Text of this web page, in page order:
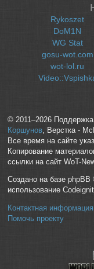
Rykoszet
DoM1N
WG Stat
gosu-wot.com
wot-lol.ru
© 2011–2026 Поддержка
Коршунов, Верстка -
Все время на сайте
Копирование
ссылки на сайт WoT-
Создано на базе
использование
Контактная информация
Помочь проекту